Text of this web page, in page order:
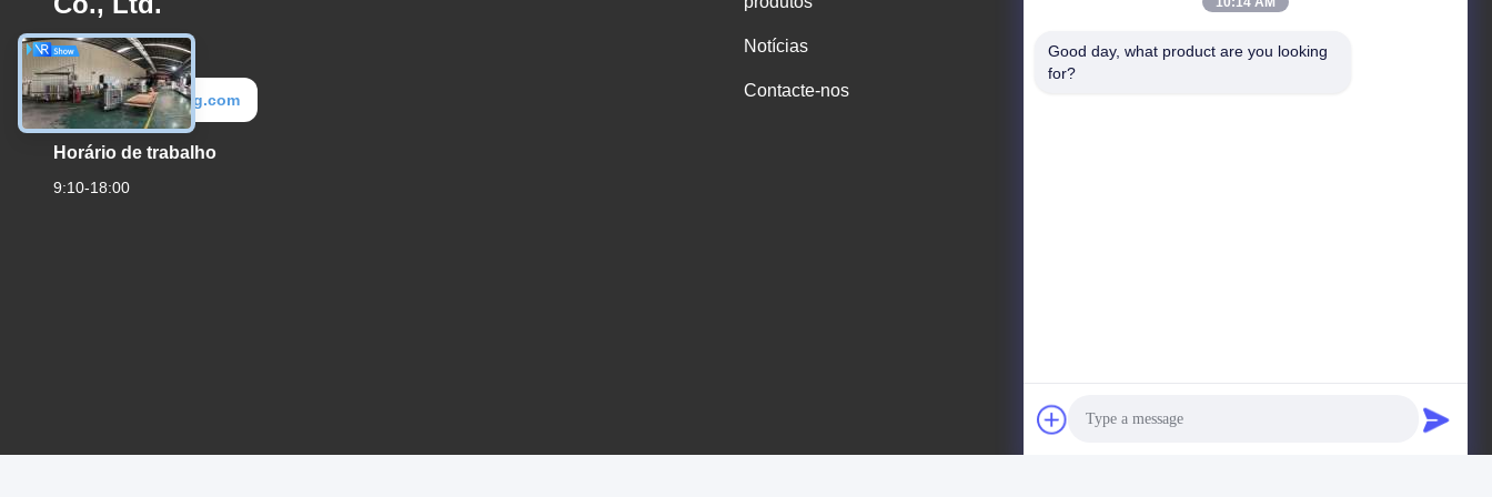
E-mail
info@mxlbxg.com
Horário de trabalho
9:10-18:00
Notícias
Contacte-nos
38, estrada 3 de Gongye, zona industrial de Tancun,
Guangdong, China
Good day, what product are you looking
for?